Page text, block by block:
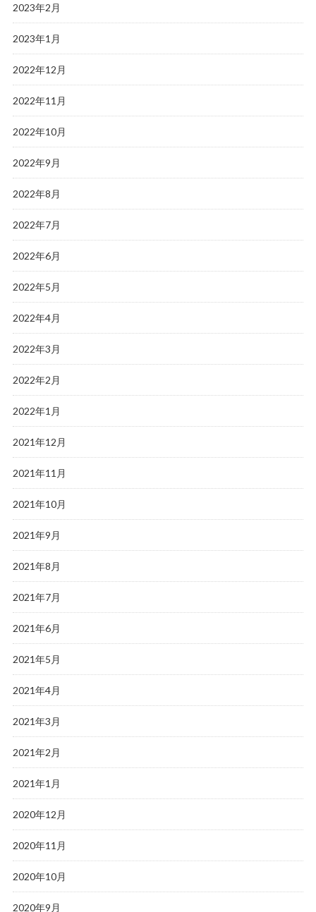
2023年2月
2023年1月
2022年12月
2022年11月
2022年10月
2022年9月
2022年8月
2022年7月
2022年6月
2022年5月
2022年4月
2022年3月
2022年2月
2022年1月
2021年12月
2021年11月
2021年10月
2021年9月
2021年8月
2021年7月
2021年6月
2021年5月
2021年4月
2021年3月
2021年2月
2021年1月
2020年12月
2020年11月
2020年10月
2020年9月